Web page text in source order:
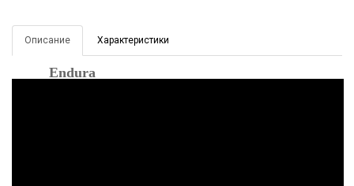
Описание Характеристики
Endura